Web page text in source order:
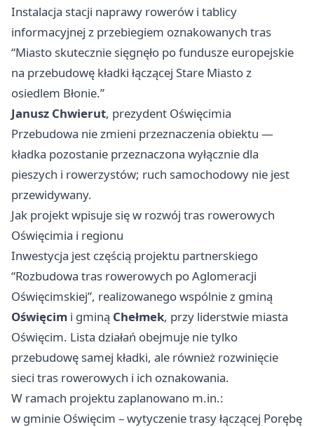
Instalacja stacji naprawy rowerów i tablicy
informacyjnej z przebiegiem oznakowanych tras
“Miasto skutecznie sięgnęło po fundusze europejskie
na przebudowę kładki łączącej Stare Miasto z
osiedlem Błonie.”
Janusz Chwierut, prezydent Oświęcimia
Przebudowa nie zmieni przeznaczenia obiektu —
kładka pozostanie przeznaczona wyłącznie dla
pieszych i rowerzystów; ruch samochodowy nie jest
przewidywany.
Jak projekt wpisuje się w rozwój tras rowerowych
Oświęcimia i regionu
Inwestycja jest częścią projektu partnerskiego
“Rozbudowa tras rowerowych po Aglomeracji
Oświęcimskiej”, realizowanego wspólnie z gminą
Oświęcim i gminą Chełmek, przy liderstwie miasta
Oświęcim. Lista działań obejmuje nie tylko
przebudowę samej kładki, ale również rozwinięcie
sieci tras rowerowych i ich oznakowania.
W ramach projektu zaplanowano m.in.:
w gminie Oświęcim – wytyczenie trasy łączącej Porębę